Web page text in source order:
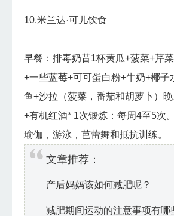
10.米兰达·可儿饮食
早餐：排毒奶昔1杯黄瓜+菠菜+芹
+一些蓝莓+可可蛋白粉+牛奶+椰子
鱼+沙拉（菠菜，番茄和胡萝卜）
+有机红酒* 1次锻炼：每周4至5次
瑜伽，游泳，芭蕾舞和抵抗训练。
文章推荐：
产后妈妈该如何减肥呢？
减肥期间运动的注意事项有哪